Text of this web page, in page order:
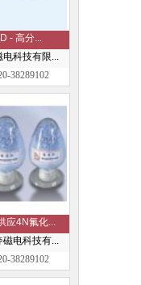
- 高分...
电科技有限...
38289102
应4N氟化...
磁电科技有...
38289102